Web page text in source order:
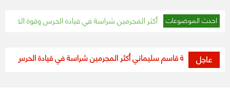
احدث الموضوعات
قاسم سليماني أكثر المجرمين شراسة في قيادة الحرس وقوة القدسما هي مهام فرقة
عاجل
خليفة قاسم سليماني أكثر المجرمين شراسة في قيادة الحرس وقوة